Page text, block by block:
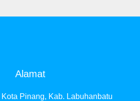
Alamat
Pinang, Kab. Labuhanbatu